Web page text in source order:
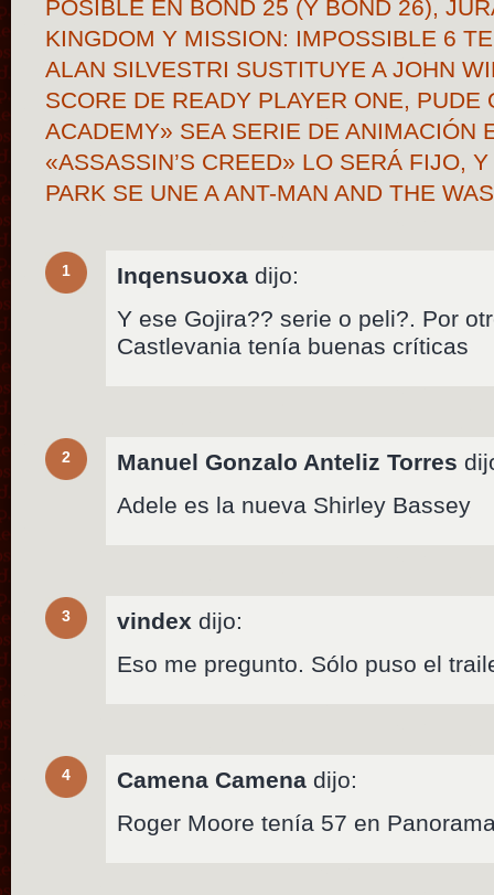
POSIBLE EN BOND 25 (Y BOND 26),
KINGDOM Y MISSION: IMPOSSIBLE 6
ALAN SILVESTRI SUSTITUYE A JOHN
SCORE DE READY PLAYER ONE, PUDE
ACADEMY» SEA SERIE DE ANIMACIÓN
«ASSASSIN’S CREED» LO SERÁ FIJO,
PARK SE UNE A ANT-MAN AND THE
1 Inqensuoxa dijo:
Y ese Gojira?? serie o peli?. Por
Castlevania tenía buenas críticas
2 Manuel Gonzalo Anteliz Torres
Adele es la nueva Shirley Bassey
3 vindex dijo:
Eso me pregunto. Sólo puso el
4 Camena Camena dijo:
Roger Moore tenía 57 en